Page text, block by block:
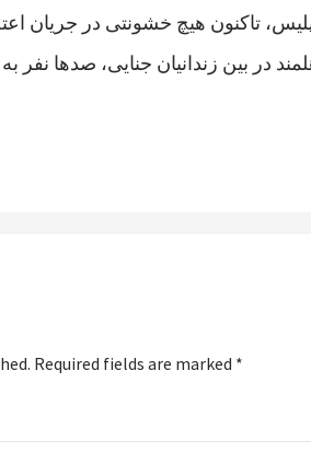
Required fields are marked *